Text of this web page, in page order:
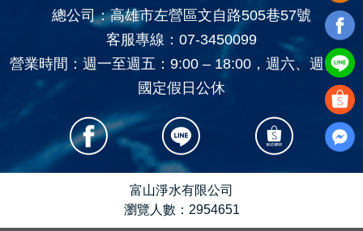
總公司：高雄市左營區文自路505巷57號
客服專線： 07-3450099
營業時間：週一至週五：9:00 – 18:00，週六、週日、
國定假日公休
富山淨水有限公司
瀏覽人數：2954651